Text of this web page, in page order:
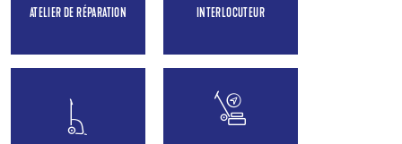
ATELIER DE RÉPARATION INTERLOCUTEUR